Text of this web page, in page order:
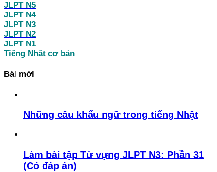
JLPT N5
JLPT N4
JLPT N3
JLPT N2
JLPT N1
Tiếng Nhật cơ bản
Bài mới
Những câu khẩu ngữ trong tiếng Nhật
Làm bài tập Từ vựng JLPT N3: Phần 31
(Có đáp án)